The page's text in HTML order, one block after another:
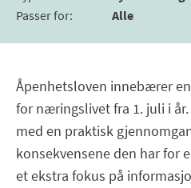
Passer for: Alle
Åpenhetsloven innebærer
for næringslivet fra 1. juli i
med en praktisk
konsekvensene den har for
et ekstra fokus på